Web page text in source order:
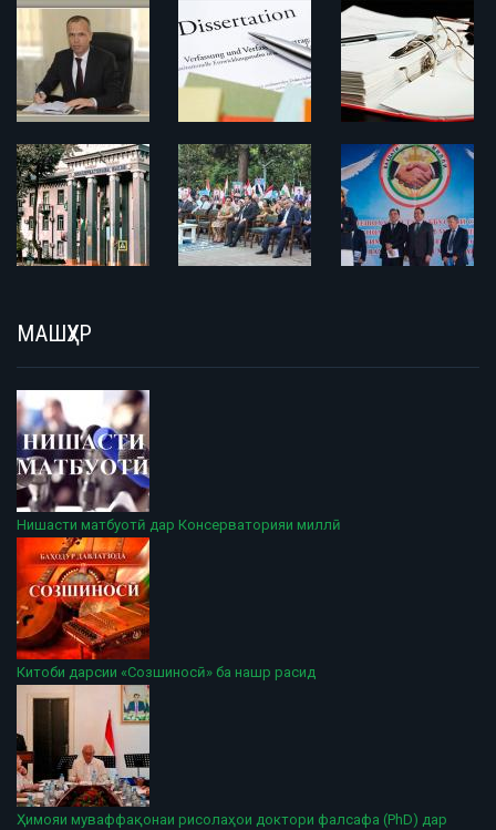
МАШҲУР
Нишасти матбуотӣ дар Консерваторияи миллӣ
Китоби дарсии «Созшиносӣ» ба нашр расид
Ҳимояи муваффақонаи рисолаҳои доктори фалсафа (PhD) дар